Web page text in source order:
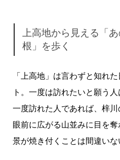
上高地から見える「
根」を歩く
「上高地」は言わずと知れ
ト。一度は訪れたいと願う人
一度訪れた人であれば、梓川
眼前に広がる山並みに目を
景が焼き付くことは間違いな